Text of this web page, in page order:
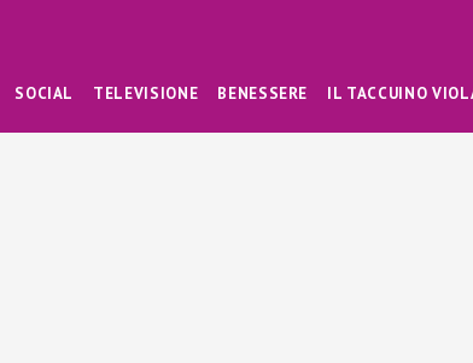
SOCIAL TELEVISIONE BENESSERE IL TACCUINO